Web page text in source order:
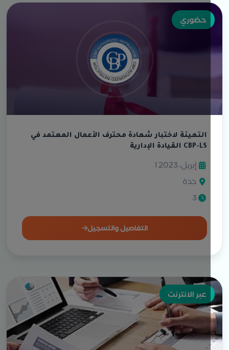
حضوري
التهيئة لاختبار شهادة محترف الأعمال المعتمد في
القيادة الإدارية CBP-LS
1 إبريل، 2023
جدة
التفاصيل والتسجيل
عبر الانترنت